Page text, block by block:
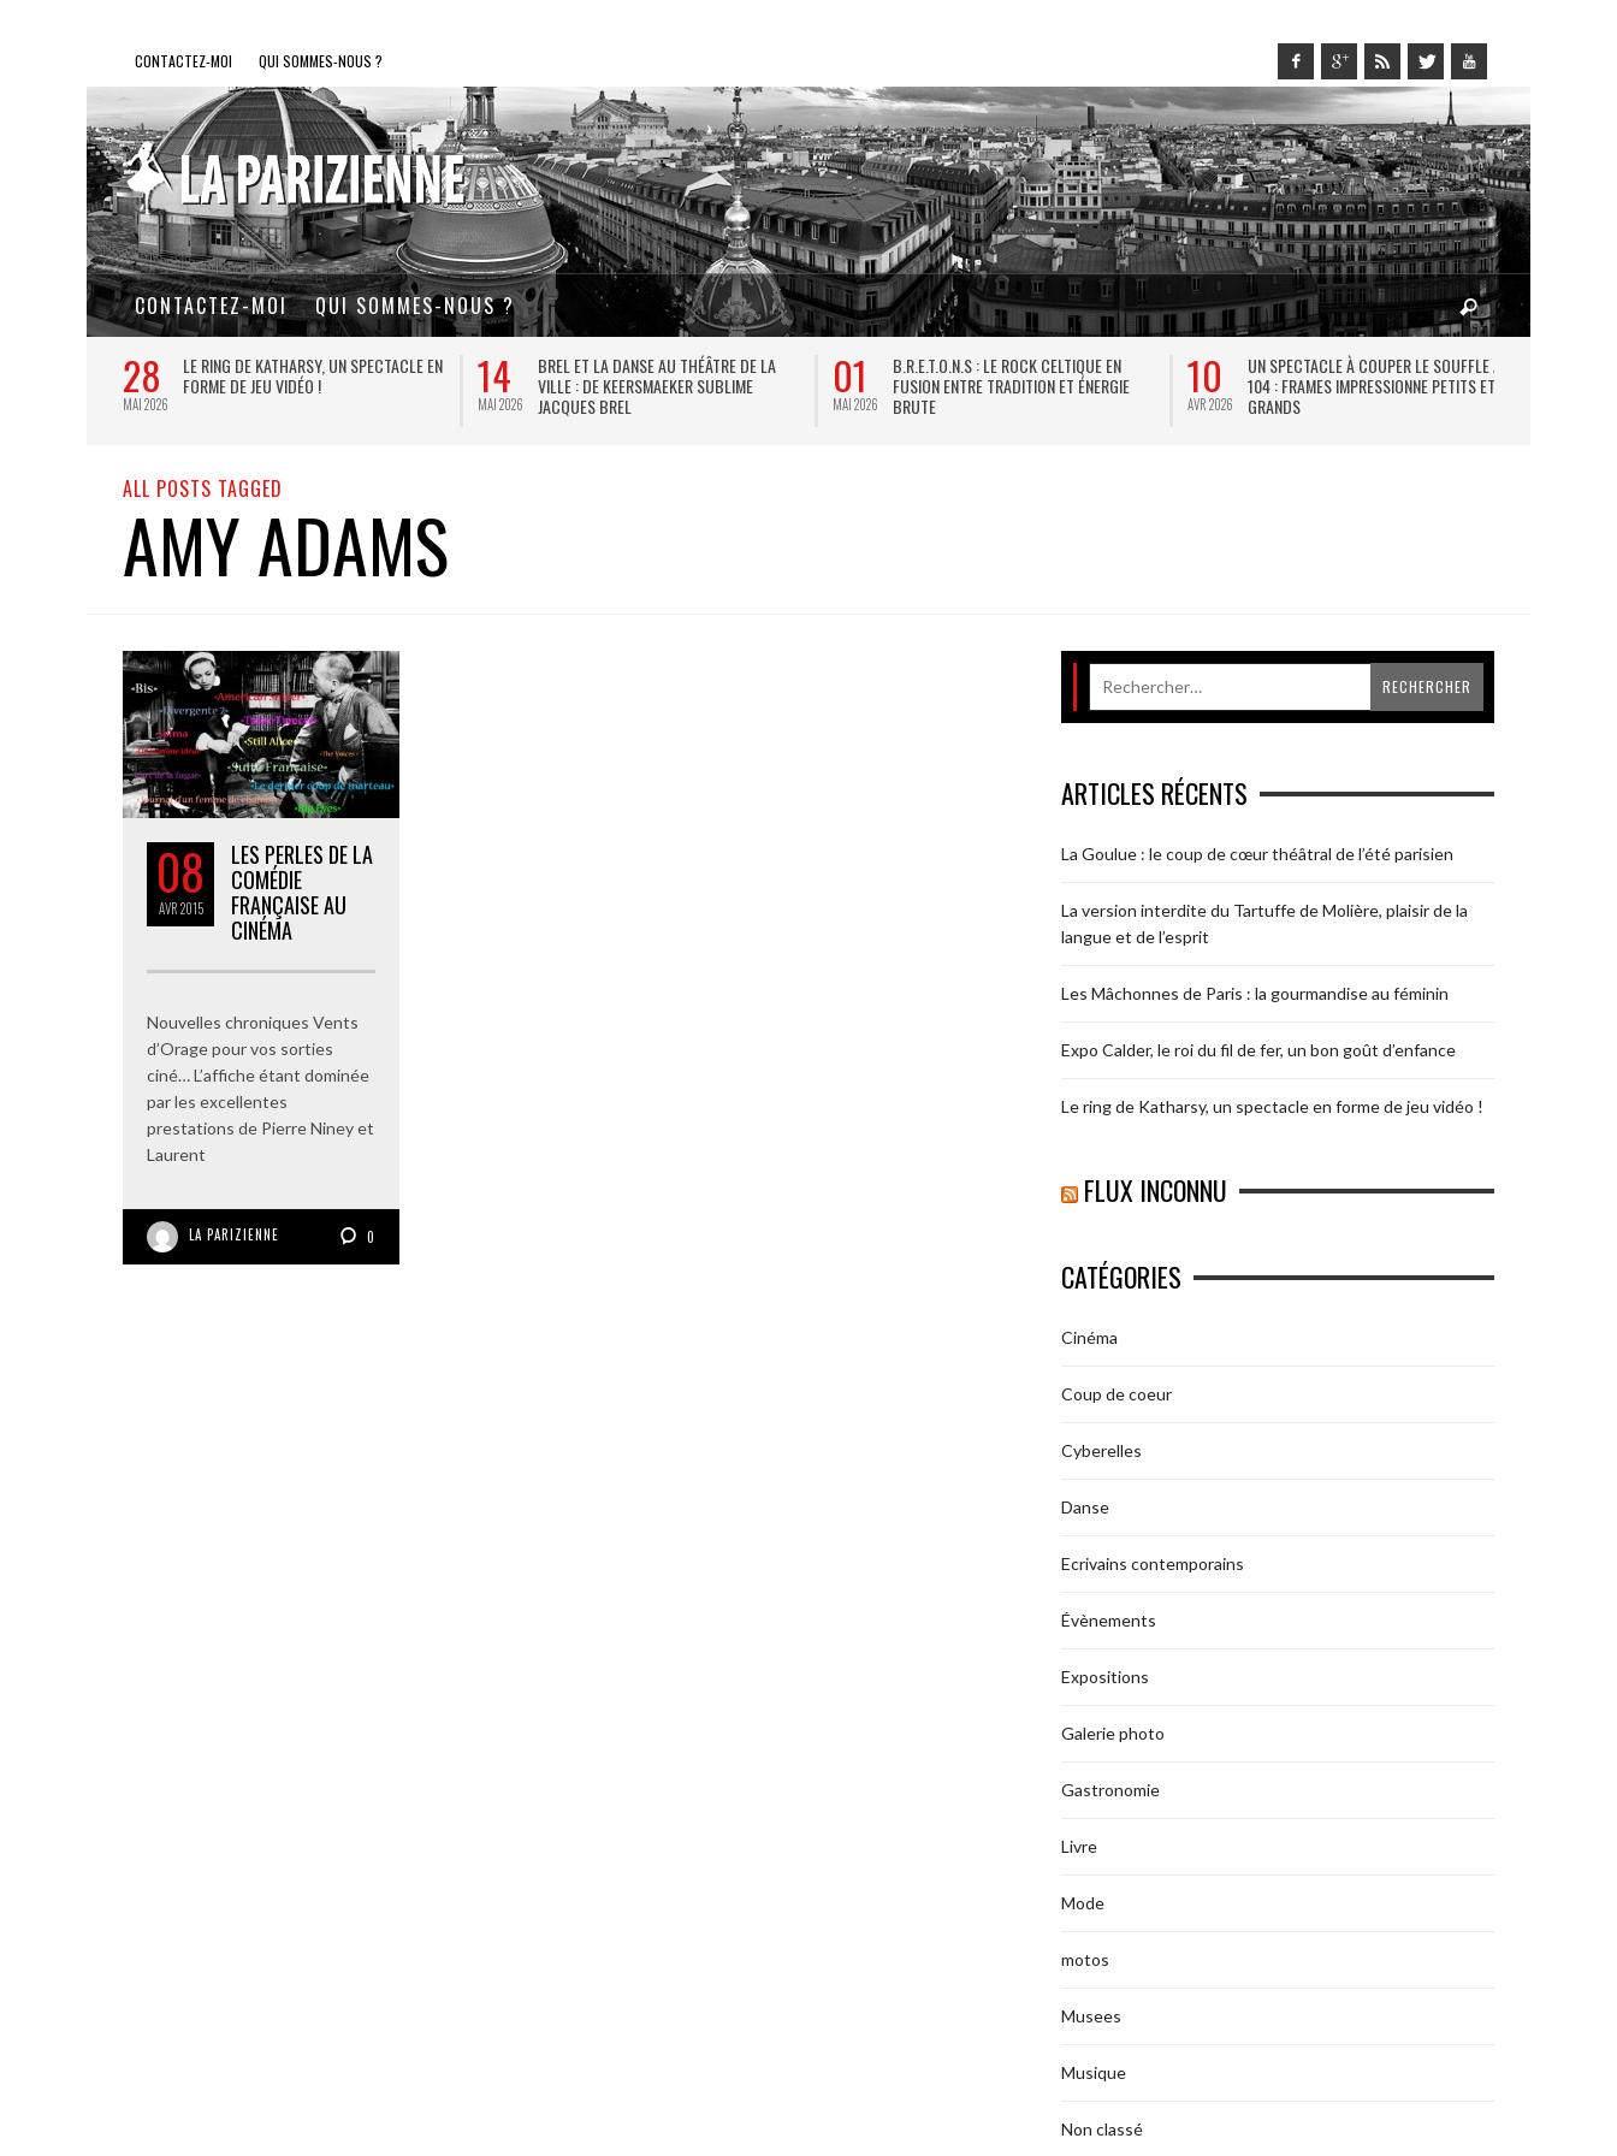
CONTACTEZ-MOI QUI SOMMES-NOUS ?
CONTACTEZ-MOI QUI SOMMES-NOUS ?
28
MAI 2026
LE RING DE KATHARSY, UN SPECTACLE EN
FORME DE JEU VIDÉO !
14
MAI 2026
BREL ET LA DANSE AU THÉÂTRE DE LA
VILLE : DE KEERSMAEKER SUBLIME
JACQUES BREL
01
MAI 2026
B.R.E.T.O.N.S : LE ROCK CELTIQUE EN
FUSION ENTRE TRADITION ET ÉNERGIE
BRUTE
10
AVR 2026
UN SPECTACLE À COUPER LE SOUFFLE AU
104 : FRAMES IMPRESSIONNE PETITS ET
GRANDS
ALL POSTS TAGGED
AMY ADAMS
08
AVR2015
LES PERLES DE LA
COMÉDIE
FRANÇAISE AU
CINÉMA
Nouvelles chroniques Vents
d’Orage pour vos sorties
ciné… L’affiche étant dominée
par les excellentes
prestations de Pierre Niney et
Laurent
LA PARIZIENNE 0
ARTICLES RÉCENTS
La Goulue : le coup de cœur théâtral de l’été parisien
La version interdite du Tartuffe de Molière, plaisir de la
langue et de l’esprit
Les Mâchonnes de Paris : la gourmandise au féminin
Expo Calder, le roi du fil de fer, un bon goût d’enfance
Le ring de Katharsy, un spectacle en forme de jeu vidéo !
FLUX INCONNU
CATÉGORIES
Cinéma
Coup de coeur
Cyberelles
Danse
Ecrivains contemporains
Évènements
Expositions
Galerie photo
Gastronomie
Livre
Mode
motos
Musees
Musique
Non classé